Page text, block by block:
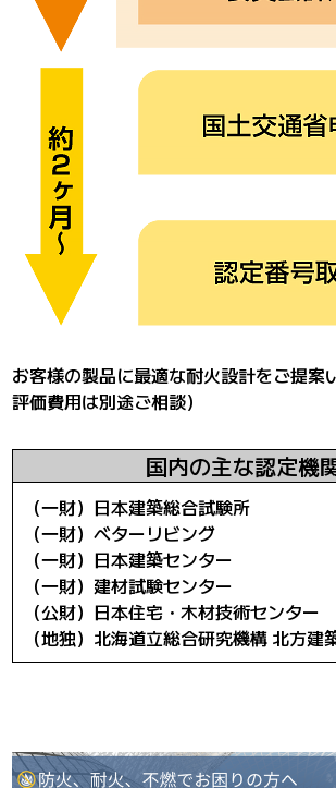
お客様の製品に最適な耐火設計をご提案
評価費用は別途ご相談）
国内の主な認定機
（一財）日本建築総合試験所
（一財）ベターリビング
（一財）日本建築センター
（一財）建材試験センター
（公財）日本住宅・木材技術センター
（地独）北海道立総合研究機構 北方建